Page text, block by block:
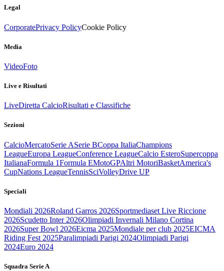
Legal
CorporatePrivacy PolicyCookie Policy
Media
VideoFoto
Live e Risultati
LiveDiretta CalcioRisultati e Classifiche
Sezioni
CalcioMercatoSerie ASerie BCoppa ItaliaChampions
LeagueEuropa LeagueConference LeagueCalcio EsteroSupercoppa
ItalianaFormula 1Formula EMotoGPAltri MotoriBasketAmerica's
CupNations LeagueTennisSciVolleyDrive UP
Speciali
Mondiali 2026Roland Garros 2026Sportmediaset Live Riccione
2026Scudetto Inter 2026Olimpiadi Invernali Milano Cortina
2026Super Bowl 2026Eicma 2025Mondiale per club 2025EICMA
Riding Fest 2025Paralimpiadi Parigi 2024Olimpiadi Parigi
2024Euro 2024
Squadra Serie A